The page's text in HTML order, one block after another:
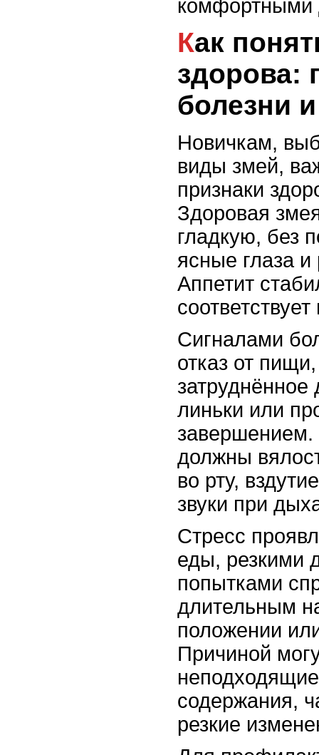
комфортными
Как понять, что змея
здорова:
болезни
Новичкам,
виды змей,
признаки
Здоровая
гладкую, без
ясные глаза
Аппетит
соответствует
Сигналами
отказ от
линьки или
завершением.
должны
во рту,
звуки при
Стресс
еды, резкими
попытками
длительным
положении
Причиной
содержания,
резкие